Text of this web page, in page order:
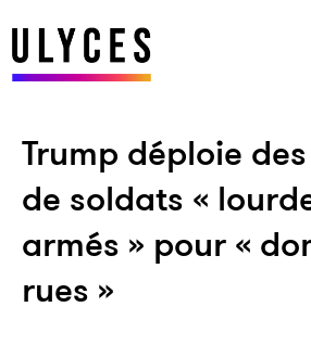
Trump déploie
de soldats «
armés » pour «
rues »